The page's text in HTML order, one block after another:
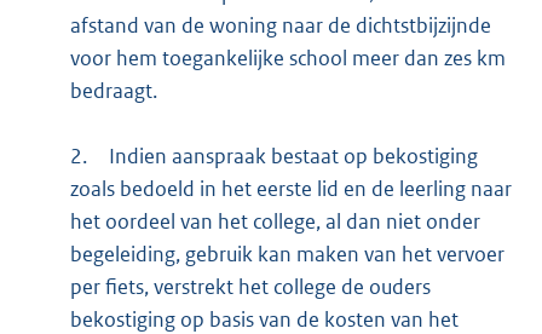
afstand van de woning naar de dichtstbijzijnde
voor hem toegankelijke school meer dan zes km
bedraagt.
2.
Indien aanspraak bestaat op bekostiging
zoals bedoeld in het eerste lid en de leerling naar
het oordeel van het college, al dan niet onder
begeleiding, gebruik kan maken van het vervoer
per fiets, verstrekt het college de ouders
bekostiging op basis van de kosten van het